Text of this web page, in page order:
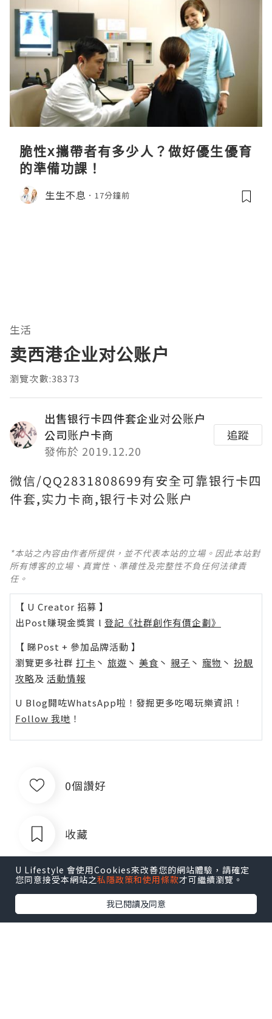
脆性x攜帶者有多少人？做好優生優育
的準備功課！
生生不息 17分鐘前
生活
卖西港企业对公账户
瀏覽次數:38373
出售银行卡四件套企业对公账户
公司账户卡商
發佈於 2019.12.20
追蹤
微信/QQ2831808699有安全可靠银行卡四
件套,实力卡商,银行卡对公账户
*本站之內容由作者所提供，並不代表本站的立場。因此本站對
所有博客的立場、真實性、準確性及完整性不負任何法律責
任。
【 U Creator 招募 】
出Post賺現金獎賞 l 登記《社群創作有價企劃》
【 睇Post + 參加品牌活動 】
瀏覽更多社群 打卡 丶 旅遊 丶 美食 丶 親子 丶 寵物 丶 扮靚
攻略及 活動情報
U Blog開咗WhatsApp啦！發掘更多吃喝玩樂資訊！
Follow 我哋 ！
0個讚好
收藏
U Lifestyle 會使用Cookies來改善您的網站體驗，請確定
您同意接受本網站之私隱政策和使用條款才可繼續瀏覽。
我已閱讀及同意